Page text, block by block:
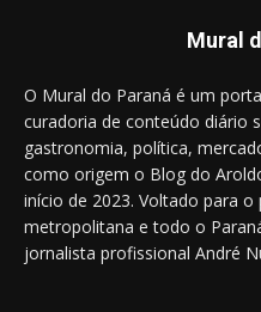
Mural
O Mural do Paraná é um
curadoria de conteúdo diário
gastronomia, política,
como origem o Blog do
início de 2023. Voltado para
metropolitana e todo o
jornalista profissional André